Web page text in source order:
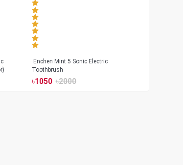
Enchen Mint 5 Sonic Electric
Toothbrush
৳1050 ৳2000